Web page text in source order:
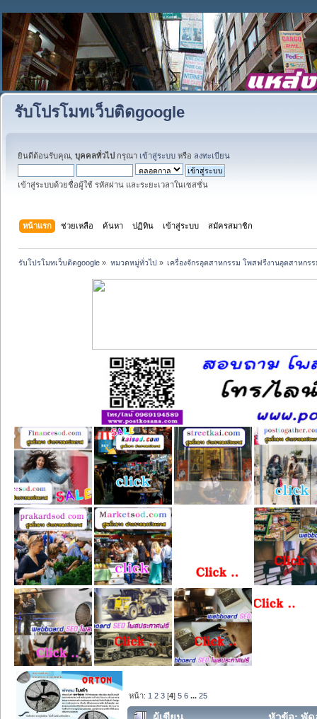
รับโปรโมทเว็บติดgoogle
ยินดีต้อนรับคุณ, บุคคลทั่วไป กรุณา เข้าสู่ระบบ หรือ ลงทะเบียน
เข้าสู่ระบบด้วยชื่อผู้ใช้ รหัสผ่าน และระยะเวลาในเซสชั่น
หน้าแรก ช่วยเหลือ ค้นหา ปฏิทิน เข้าสู่ระบบ สมัครสมาชิก
รับโปรโมทเว็บติดgoogle » หมวดหมู่ทั่วไป» เครื่องจักรอุตสาหกรรม โพสฟรีงานอุตสาหกร
หน้า: 1 2 3 [4]5 6 ...25